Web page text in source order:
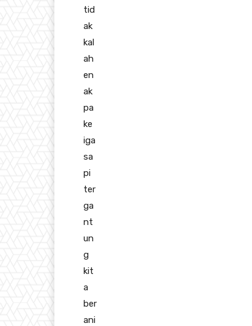
tid
ak
kal
ah
en
ak
pa
ke
iga
sa
pi
ter
ga
nt
un
g
kit
a
ber
ani